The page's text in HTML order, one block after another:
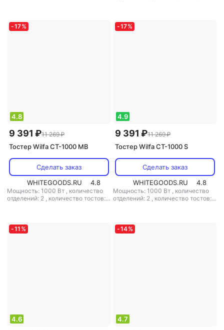
-17%
4.8
9 391 ₽11 269 ₽
Тостер Wilfa CT-1000 MB
Сделать заказ
WHITEGOODS.RU
4.8
Мощность: 1000 Вт , количество
отделений: 2 , количество тостов: 2
-17%
4.9
9 391 ₽11 269 ₽
Тостер Wilfa CT-1000 S
Сделать заказ
WHITEGOODS.RU
4.8
Мощность: 1000 Вт , количество
отделений: 2 , количество тостов: 2
-11 %
4.6
-14%
4.7